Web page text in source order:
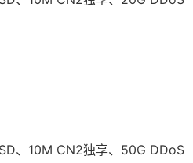
、10M CN2独享、50G DDoS